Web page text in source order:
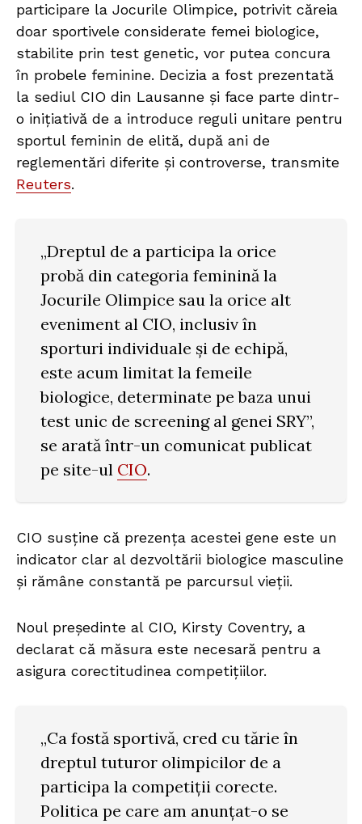
participare la Jocurile Olimpice, potrivit căreia
doar sportivele considerate femei biologice,
stabilite prin test genetic, vor putea concura
în probele feminine. Decizia a fost prezentată
la sediul CIO din Lausanne și face parte dintr-
o inițiativă de a introduce reguli unitare pentru
sportul feminin de elită, după ani de
reglementări diferite și controverse, transmite
Reuters.
„Dreptul de a participa la orice
probă din categoria feminină la
Jocurile Olimpice sau la orice alt
eveniment al CIO, inclusiv în
sporturi individuale și de echipă,
este acum limitat la femeile
biologice, determinate pe baza unui
test unic de screening al genei SRY”,
se arată într-un comunicat publicat
pe site-ul CIO.
CIO susține că prezența acestei gene este un
indicator clar al dezvoltării biologice masculine
și rămâne constantă pe parcursul vieții.
Noul președinte al CIO, Kirsty Coventry, a
declarat că măsura este necesară pentru a
asigura corectitudinea competițiilor.
„Ca fostă sportivă, cred cu tărie în
dreptul tuturor olimpicilor de a
participa la competiții corecte.
Politica pe care am anunțat-o se